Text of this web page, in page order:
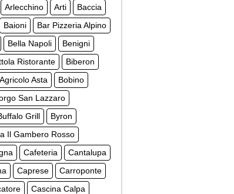
Arlecchino Arti
Baccia
Baioni
Bar Pizzeria Alpino
Bella Napoli
Benigni
Ristorante
Biberon
Asta
Bobino
San Lazzaro
Grill
Byron
Il Gambero Rosso
Cafeteria
Cantalupa
Caprese
Carroponte
Cascina Calpa